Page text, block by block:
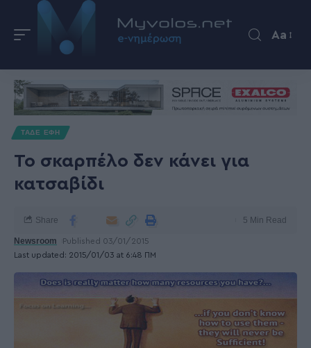
Aa
ΤΑΔΕ ΕΦΗ
To σκαρπέλο δεν κάνει για
κατσαβίδι
Last updated: 2015/01/03 at 6:48 ΠΜ
Newsroom Published 03/01/2015
Share 5 Min Read